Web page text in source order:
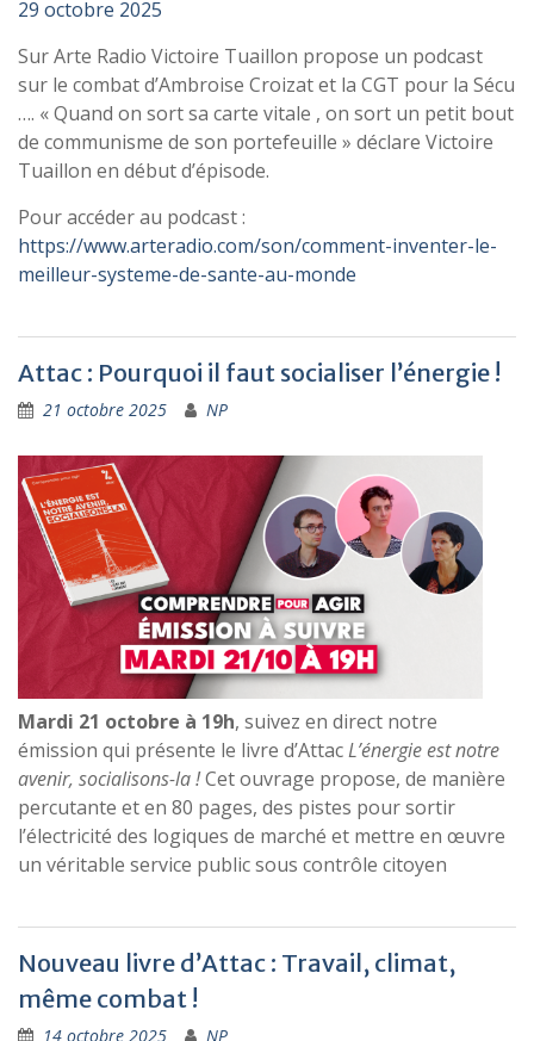
29 octobre 2025
Sur Arte Radio Victoire Tuaillon propose un podcast
sur le combat d’Ambroise Croizat et la CGT pour la Sécu
…. « Quand on sort sa carte vitale , on sort un petit bout
de communisme de son portefeuille » déclare Victoire
Tuaillon en début d’épisode.
Pour accéder au podcast :
https://www.arteradio.com/son/comment-inventer-le-
meilleur-systeme-de-sante-au-monde
Attac : Pourquoi il faut socialiser l’énergie !
21 octobre 2025 NP
Mardi 21 octobre à 19h, suivez en direct notre
émission qui présente le livre d’AttacL’énergie est notre
avenir, socialisons-la !Cet ouvrage propose, de manière
percutante et en 80 pages, des pistes pour sortir
l’électricité des logiques de marché et mettre en œuvre
un véritable service public sous contrôle citoyen
Nouveau livre d’Attac : Travail, climat,
même combat !
14 octobre 2025 NP